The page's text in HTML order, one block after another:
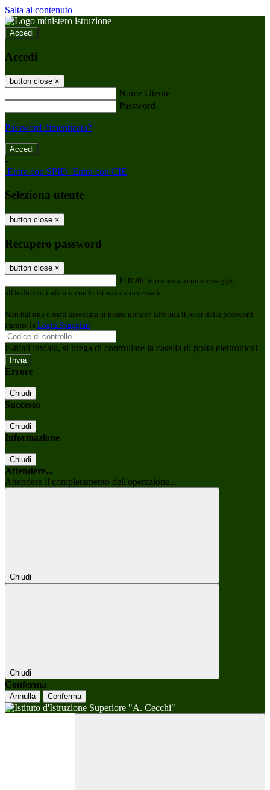
Salta al contenuto
Accedi
Accedi
button close ×
Nome Utente
Password
Password dimenticata?
-
Entra con SPID Entra con CIE
Seleziona utente
button close ×
Recupero password
button close ×
E-mail Verrà inviato un messaggio
all'indirizzo indicato con le istruzioni necessarie.
Non hai una e-mail associata al nome utente? Effettua il reset della password
tramite la Login Spaggiari
E-mail inviata, si prega di controllare la casella di posta elettronica!
Errore
Chiudi
Successo
Chiudi
Informazione
Chiudi
Attendere...
Attendere il completamento dell'operazione...
Chiudi
Chiudi
Conferma
Annulla Conferma